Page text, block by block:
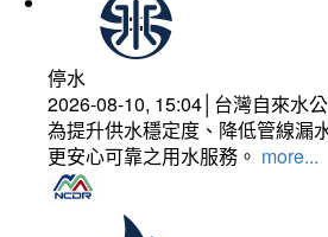
停水
2026-08-10, 15:04│台灣自來水
為提升供水穩定度、降低管線漏
更安心可靠之用水服務。 more...